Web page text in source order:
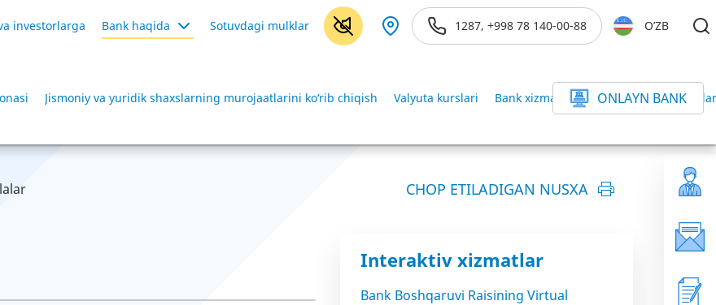
investorlarga Bank haqida Sotuvdagi mulklar 1287, +998 78 140-00-88 O’ZB
Jismoniy va yuridik shaxslarning murojaatlarini ko‘rib chiqish Valyuta kurslari Bank xizmatlari ofislarida valyuta
ONLAYN BANK
CHOP ETILADIGAN NUSXA
Interaktiv xizmatlar
Bank Boshqaruvi Raisining Virtual